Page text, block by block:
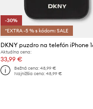
-30%
*EXTRA -5 % s kódom: SALE
Aktuálna cena:
33,99 €
Bežná cena: 48,99 €
Najnižšia cena: 48,99 €